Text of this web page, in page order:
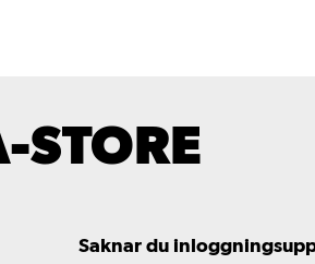
STORE
Saknar du